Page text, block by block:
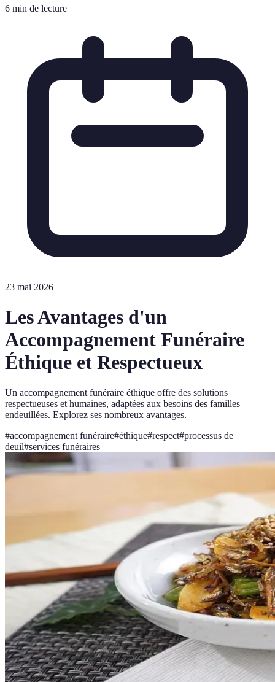
6 min de lecture
23 mai 2026
Les Avantages d'un
Accompagnement Funéraire
Éthique et Respectueux
Un accompagnement funéraire éthique offre des solutions
respectueuses et humaines, adaptées aux besoins des familles
endeuillées. Explorez ses nombreux avantages.
#accompagnement funéraire#éthique#respect#processus de
deuil#services funéraires